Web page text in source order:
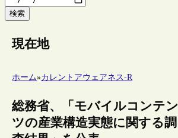
検索
現在地
ホーム»カレントアウェアネス-R
総務省、「モバイルコンテン
ツの産業構造実態に関する調